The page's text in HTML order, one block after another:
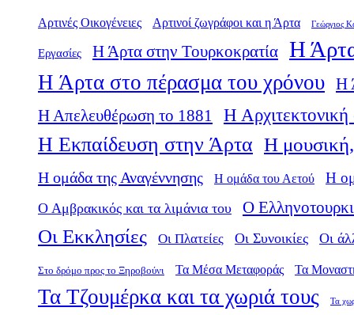
Αρτινές Οικογένειες Αρτινοί ζωγράφοι και η Άρτα Γεώργιος
Εργασίες Η Άρτα στην Τουρκοκρατία Η
Η Άρτα στο πέρασμα του χρόνου Η
Η Απελευθέρωση το 1881
Η
Η Εκπαίδευση στην Άρτα Η μουσική,
Η ομάδα της Αναγέννησης Η ομάδα του Αετού Η
Ο Αμβρακικός και τα λιμάνια του Ο
Οι Εκκλησίες Οι Πλατείες Οι Συνοικίες Οι
Στο δρόμο προς το Ξηροβούνι Τα Μέσα Μεταφοράς Τα
Τα Τζουμέρκα και τα χωριά τους Τα